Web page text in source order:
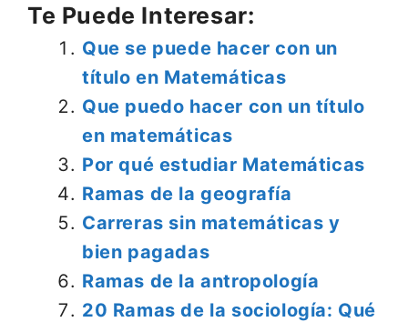
Te Puede Interesar:
Que se puede hacer con un
título en Matemáticas
Que puedo hacer con un título
en matemáticas
Por qué estudiar Matemáticas
Ramas de la geografía
Carreras sin matemáticas y
bien pagadas
Ramas de la antropología
20 Ramas de la sociología: Qué